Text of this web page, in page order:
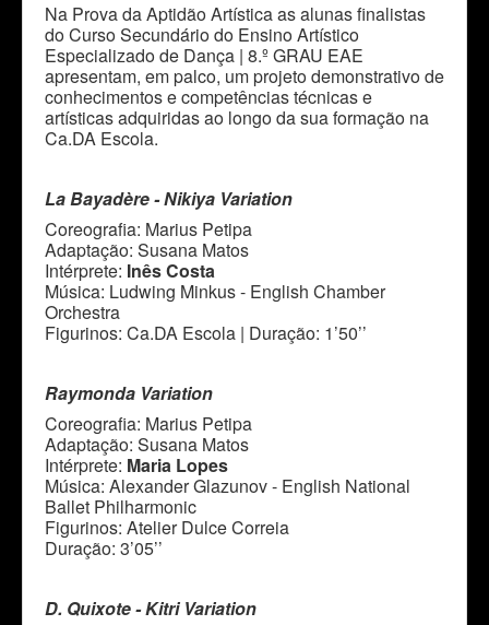
Na Prova da Aptidão Artística as alunas finalistas
do Curso Secundário do Ensino Artístico
Especializado de Dança | 8.º GRAU EAE
apresentam, em palco, um projeto demonstrativo de
conhecimentos e competências técnicas e
artísticas adquiridas ao longo da sua formação na
Ca.DA Escola.
La Bayadère - Nikiya Variation
Coreografia: Marius Petipa
Adaptação: Susana Matos
Intérprete: Inês Costa
Música: Ludwing Minkus - English Chamber
Orchestra
Figurinos: Ca.DA Escola | Duração: 1’50’’
Raymonda Variation
Coreografia: Marius Petipa
Adaptação: Susana Matos
Intérprete: Maria Lopes
Música: Alexander Glazunov - English National
Ballet Philharmonic
Figurinos: Atelier Dulce Correia
Duração: 3’05’’
D. Quixote - Kitri Variation